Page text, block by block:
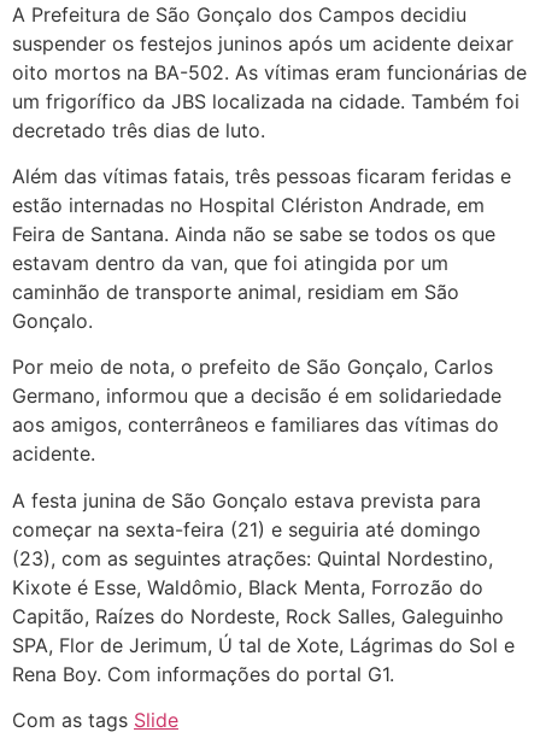
A Prefeitura de São Gonçalo dos Campos decidiu
suspender os festejos juninos após um acidente deixar
oito mortos na BA-502. As vítimas eram funcionárias de
um frigorífico da JBS localizada na cidade. Também foi
decretado três dias de luto.
Além das vítimas fatais, três pessoas ficaram feridas e
estão internadas no Hospital Clériston Andrade, em
Feira de Santana. Ainda não se sabe se todos os que
estavam dentro da van, que foi atingida por um
caminhão de transporte animal, residiam em São
Gonçalo.
Por meio de nota, o prefeito de São Gonçalo, Carlos
Germano, informou que a decisão é em solidariedade
aos amigos, conterrâneos e familiares das vítimas do
acidente.
A festa junina de São Gonçalo estava prevista para
começar na sexta-feira (21) e seguiria até domingo
(23), com as seguintes atrações: Quintal Nordestino,
Kixote é Esse, Waldômio, Black Menta, Forrozão do
Capitão, Raízes do Nordeste, Rock Salles, Galeguinho
SPA, Flor de Jerimum, Ú tal de Xote, Lágrimas do Sol e
Rena Boy. Com informações do portal G1.
Com as tags Slide